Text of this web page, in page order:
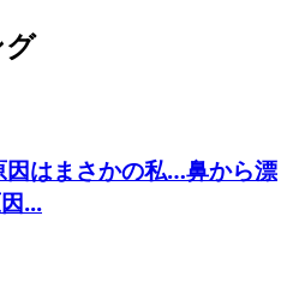
因はまさかの私…鼻から漂
...